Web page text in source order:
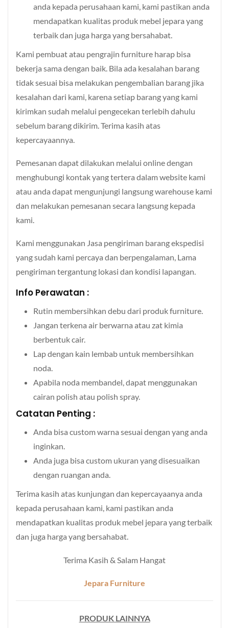
anda kepada perusahaan kami, kami pastikan anda
mendapatkan kualitas produk mebel jepara yang
terbaik dan juga harga yang bersahabat.
Kami pembuat atau pengrajin furniture harap bisa
bekerja sama dengan baik. Bila ada kesalahan barang
tidak sesuai bisa melakukan pengembalian barang jika
kesalahan dari kami, karena setiap barang yang kami
kirimkan sudah melalui pengecekan terlebih dahulu
sebelum barang dikirim. Terima kasih atas
kepercayaannya.
Pemesanan dapat dilakukan melalui online dengan
menghubungi kontak yang tertera dalam website kami
atau anda dapat mengunjungi langsung warehouse kami
dan melakukan pemesanan secara langsung kepada
kami.
Kami menggunakan Jasa pengiriman barang ekspedisi
yang sudah kami percaya dan berpengalaman, Lama
pengiriman tergantung lokasi dan kondisi lapangan.
Info Perawatan :
Rutin membersihkan debu dari produk furniture.
Jangan terkena air berwarna atau zat kimia
berbentuk cair.
Lap dengan kain lembab untuk membersihkan
noda.
Apabila noda membandel, dapat menggunakan
cairan polish atau polish spray.
Catatan Penting :
Anda bisa custom warna sesuai dengan yang anda
inginkan.
Anda juga bisa custom ukuran yang disesuaikan
dengan ruangan anda.
Terima kasih atas kunjungan dan kepercayaanya anda
kepada perusahaan kami, kami pastikan anda
mendapatkan kualitas produk mebel jepara yang terbaik
dan juga harga yang bersahabat.
Terima Kasih & Salam Hangat
Jepara Furniture
PRODUK LAINNYA